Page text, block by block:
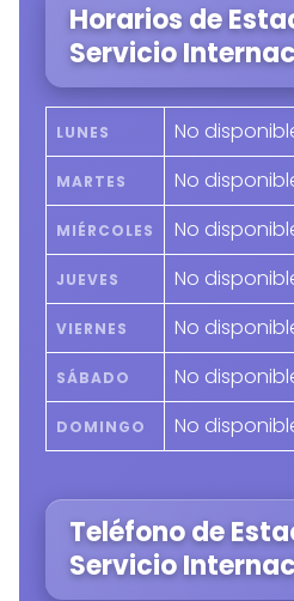
Horarios de
Servicio
LUNES No
MARTES No
MIÉRCOLES No
JUEVES No
VIERNES No
SÁBADO No
DOMINGO No
Teléfono de
Servicio